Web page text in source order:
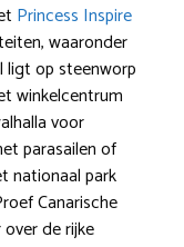
Princess Inspire
waaronder
ligt op steenworp
winkelcentrum
voor
parasailen of
nationaal park
Canarische
de rijke